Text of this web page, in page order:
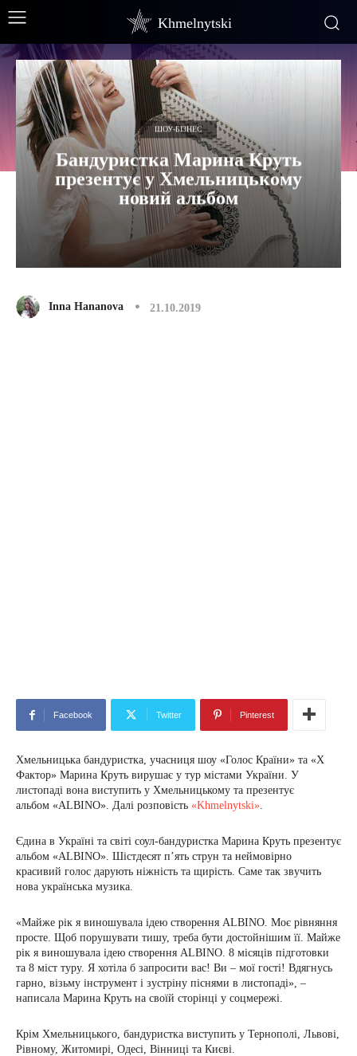
Khmelnytski
ШОУ-БІЗНЕС
Бандуристка Марина Круть
презентує у Хмельницькому
новий альбом
Inna Hananova 21.10.2019
Facebook Twitter Pinterest
Хмельницька бандуристка, учасниця шоу «Голос Країни» та «X
Фактор» Марина Круть вирушає у тур містами України. У
листопаді вона виступить у Хмельницькому та презентує
альбом «ALBINO». Далі розповість «Khmelnytski».
Єдина в Україні та світі соул-бандуристка Марина Круть презентує
альбом «ALBINO». Шістдесят п’ять струн та неймовірно
красивий голос дарують ніжність та щирість. Саме так звучить
нова українська музика.
«Майже рік я виношувала ідею створення ALBINO. Моє рівняння
просте. Щоб порушувати тишу, треба бути достойнішим її. Майже
рік я виношувала ідею створення ALBINO. 8 місяців підготовки
та 8 міст туру. Я хотіла б запросити вас! Ви – мої гості! Вдягнусь
гарно, візьму інструмент і зустріну піснями в листопаді», –
написала Марина Круть на своїй сторінці у соцмережі.
Крім Хмельницького, бандуристка виступить у Тернополі, Львові,
Рівному, Житомирі, Одесі, Вінниці та Києві.